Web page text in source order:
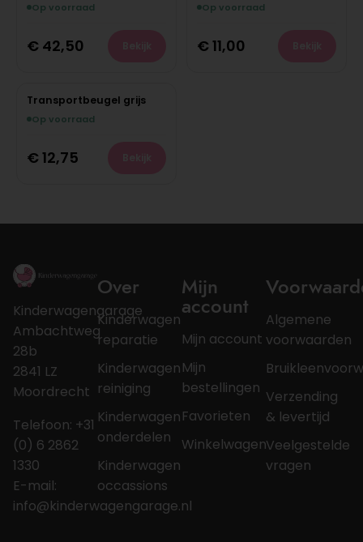
Op voorraad
€ 42,50
Op voorraad
€ 11,00
Transportbeugel grijs
Op voorraad
€ 12,75
Kinderwagengarage
Ambachtweg
28b
2841 LZ
Moordrecht
Telefoon: +31
(0) 6 2862
1330
E-mail:
info@kinderwagengarage.nl
Over
Kinderwagen
reparatie
Kinderwagen
reiniging
Kinderwagen
onderdelen
Kinderwagen
occassions
Mijn
account
Mijn account
Mijn
bestellingen
Favorieten
Winkelwagen
Algemene
voorwaarden
Verzending
& levertijd
Veelgestelde
vragen